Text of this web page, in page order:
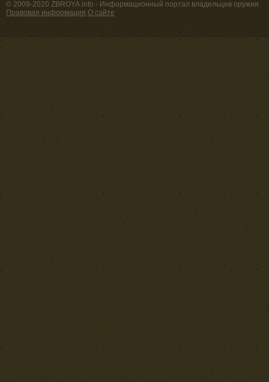
© 2009-2020 ZBROYA.info - Информационный портал владельцев оружия.
Правовая информация О сайте